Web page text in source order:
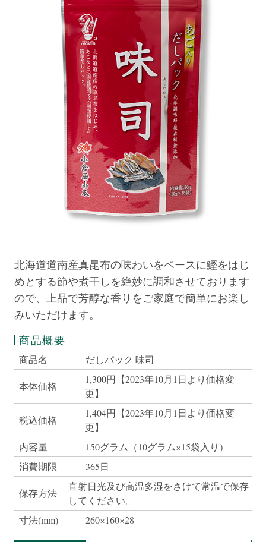
北海道道南産真昆布の味わいをベースに鰹をはじ
めとする節や煮干しを絶妙に調和させております
ので、上品で芳醇な香りをご家庭で簡単にお楽し
みいただけます。
商品概要
商品名 だしパック 味司
本体価格
1,300円【2023年10月1日より価格変
更】
税込価格
1,404円【2023年10月1日より価格変
更】
内容量
150グラム（10グラム×15袋入り）
消費期限
365日
保存方法
直射日光及び高温多湿をさけて常温で保存
してください。
寸法(mm)
260×160×28